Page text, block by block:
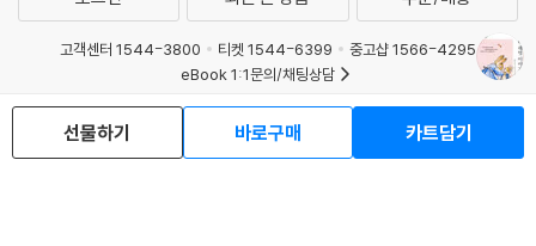
선물하기 바로구매 카트담기
고객센터 1544-3800 티켓 1544-6399
중고샵 1566-4295
eBook 1:1문의/채팅상담
예스이십사(주) 사업자 정보
이용약관
개인정보처리방침
청소년보호정책